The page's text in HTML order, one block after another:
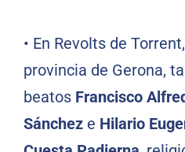
• En Revolts de
provincia de Gerona,
beatos Francisco
Sánchez e Hilario